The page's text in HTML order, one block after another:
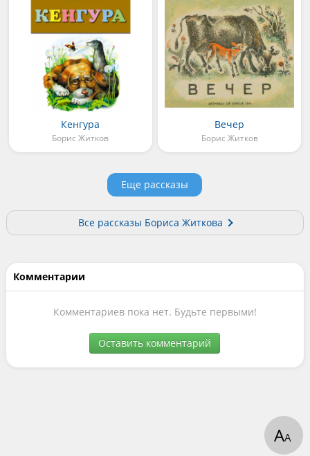
Кенгура
Борис Житков
Вечер
Борис Житков
Еще рассказы
Все рассказы Бориса Житкова
Комментарии
Комментариев пока нет. Будьте первыми!
Оставить комментарий
АА